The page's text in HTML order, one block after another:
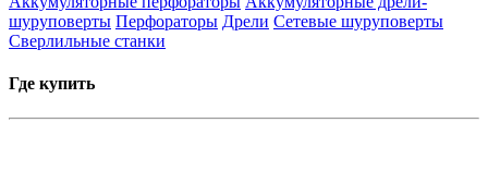
шуруповерты Перфораторы Дрели Сетевые шуруповерты
Сверлильные станки
Где купить